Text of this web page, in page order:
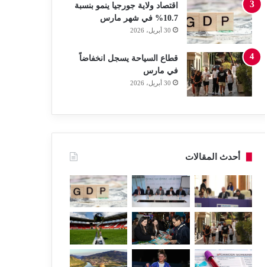
اقتصاد ولاية جورجيا ينمو بنسبة
10.7% في شهر مارس
30 أبريل، 2026
قطاع السياحة يسجل انخفاضاً
في مارس
30 أبريل، 2026
أحدث المقالات